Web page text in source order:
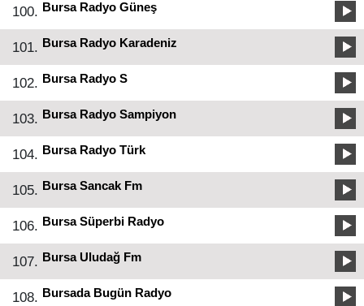
100. Bursa Radyo Güneş
101. Bursa Radyo Karadeniz
102. Bursa Radyo S
103. Bursa Radyo Sampiyon
104. Bursa Radyo Türk
105. Bursa Sancak Fm
106. Bursa Süperbi Radyo
107. Bursa Uludağ Fm
108. Bursada Bugün Radyo